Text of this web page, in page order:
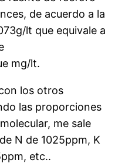
de acuerdo a la
lt que equivale a
mg/lt.
los otros
las proporciones
me sale
N de 1025ppm, K
etc..